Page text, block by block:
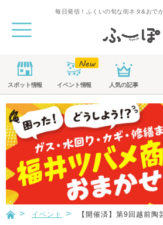
毎日発信！ふくいの旬な街ネタ&おで
スポット情報 イベント情報 人気の記事
イベント 【開催済】第9回越前